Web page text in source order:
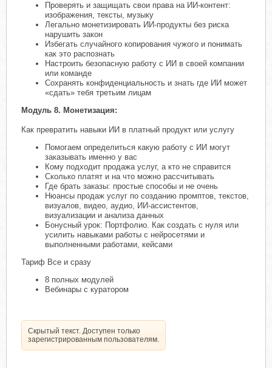
Проверять и защищать свои права на ИИ-контент:
изображения, тексты, музыку
Легально монетизировать ИИ-продукты без риска
нарушить закон
Избегать случайного копирования чужого и понимать
как это распознать
Настроить безопасную работу с ИИ в своей компании
или команде
Сохранять конфиденциальность и знать где ИИ может
«сдать» тебя третьим лицам
Модуль 8. Монетизация:
Как превратить навыки ИИ в платный продукт или услугу
Помогаем определиться какую работу с ИИ могут
заказывать именно у вас
Кому подходит продажа услуг, а кто не справится
Сколько платят и на что можно рассчитывать
Где брать заказы: простые способы и не очень
Нюансы продаж услуг по созданию промптов, текстов,
визуалов, видео, аудио, ИИ-ассистентов,
визуализации и анализа данных
Бонусный урок: Портфолио. Как создать с нуля или
усилить навыками работы с нейросетями и
выполненными работами, кейсами
Тариф Все и сразу
8 полных модулей
Вебинары с куратором
Скрытый текст. Доступен только
зарегистрированным пользователям.